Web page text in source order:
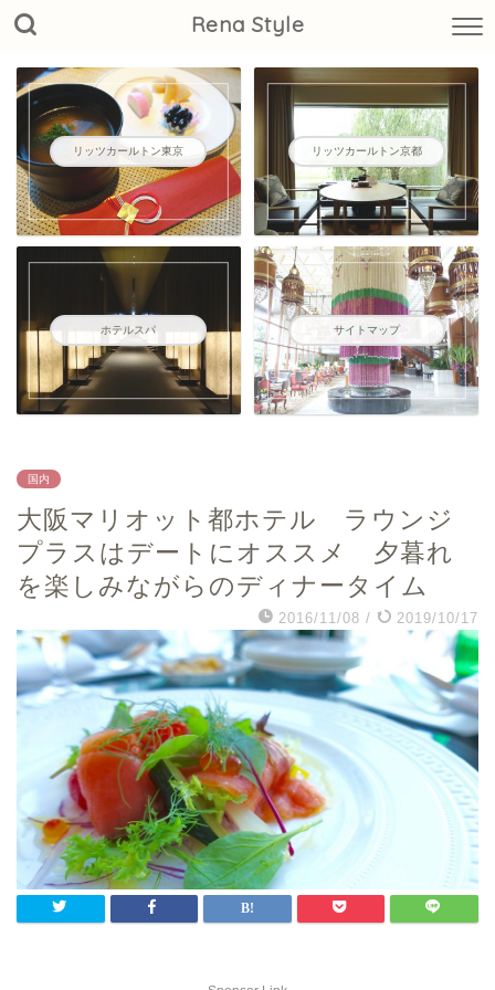
Rena Style
リッツカールトン東京 リッツカールトン京都
ホテルスパ サイトマップ
国内
大阪マリオット都ホテル ラウンジ
プラスはデートにオススメ 夕暮れ
を楽しみながらのディナータイム
2016/11/08 / 2019/10/17